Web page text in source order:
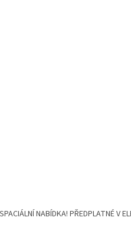
SPACIÁLNÍ NABÍDKA! PŘEDPLATNÉ V